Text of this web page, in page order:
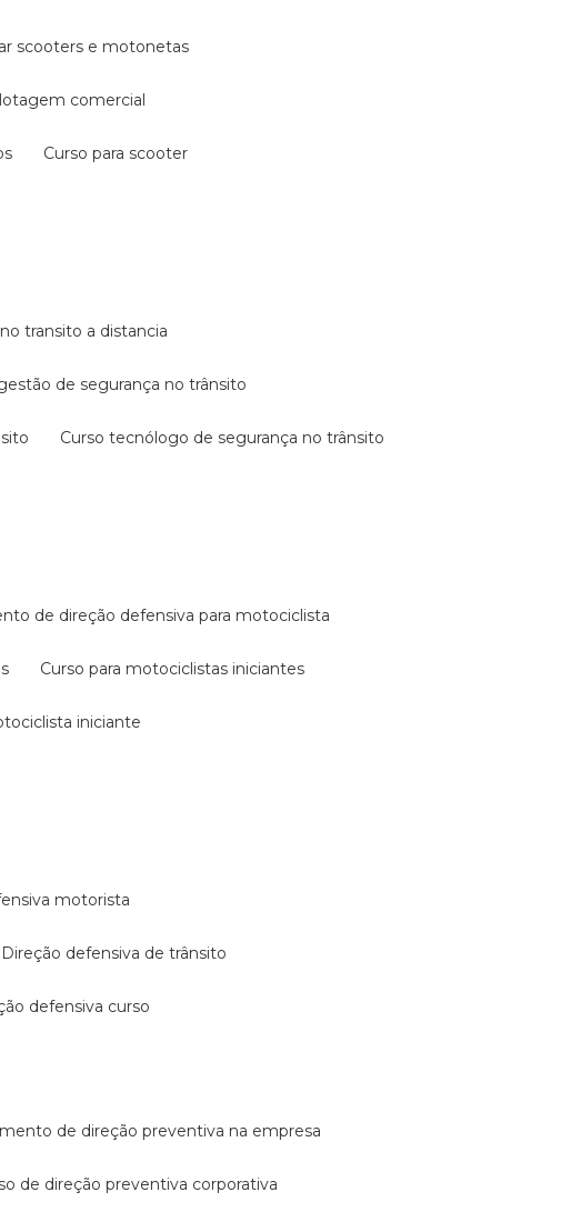
scooters e motonetas
comercial
curso para scooter
transito a distancia
gestão de segurança no trânsito
curso tecnólogo de segurança no trânsito
de direção defensiva para motociclista
curso para motociclistas iniciantes
iniciante
motorista
direção defensiva de trânsito
defensiva curso
de direção preventiva na empresa
de direção preventiva corporativa